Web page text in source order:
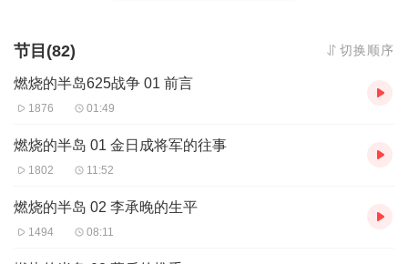
节目(82) 切换顺序
燃烧的半岛625战争 01 前言
1876 01:49
燃烧的半岛 01 金日成将军的往事
1802 11:52
燃烧的半岛 02 李承晚的生平
1494 08:11